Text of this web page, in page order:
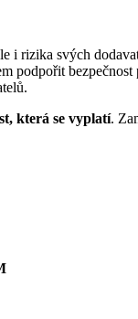
i rizika svých
která se vyplatí.